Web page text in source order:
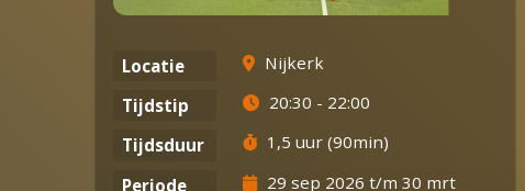
Locatie
Nijkerk
Tijdstip
20:30 - 22:00
Tijdsduur
1,5 uur (90min)
Periode
29 sep 2026 t/m 30 mrt